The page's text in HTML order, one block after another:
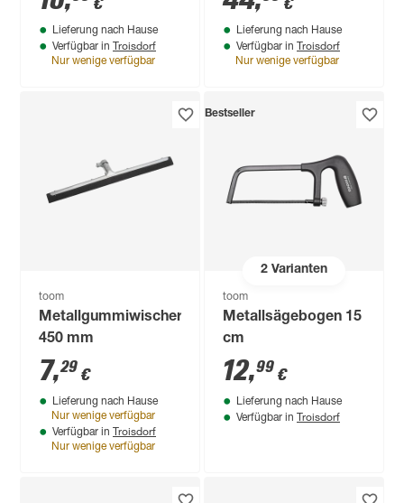
€
Lieferung nach Hause
Verfügbar in Troisdorf
Nur wenige verfügbar
€
Lieferung nach Hause
Verfügbar in Troisdorf
Nur wenige verfügbar
toom
Metallgummiwischer
450 mm
7,29 €
Lieferung nach Hause
Nur wenige verfügbar
Verfügbar in Troisdorf
Nur wenige verfügbar
2Varianten
Bestseller
toom
Metallsägebogen 15
cm
12,99 €
Lieferung nach Hause
Verfügbar in Troisdorf